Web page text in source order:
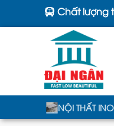
Chất lượng
NỘI THẤT